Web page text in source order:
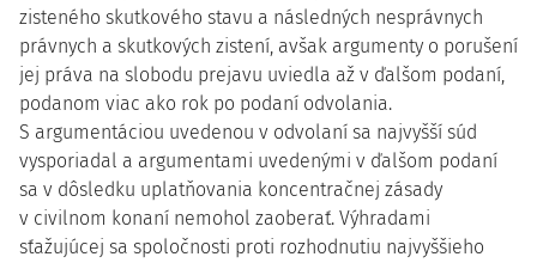
zisteného skutkového stavu a následných nesprávnych
právnych a skutkových zistení, avšak argumenty o porušení
jej práva na slobodu prejavu uviedla až v ďalšom podaní,
podanom viac ako rok po podaní odvolania.
S argumentáciou uvedenou v odvolaní sa najvyšší súd
vysporiadal a argumentami uvedenými v ďalšom podaní
sa v dôsledku uplatňovania koncentračnej zásady
v civilnom konaní nemohol zaoberať. Výhradami
sťažujúcej sa spoločnosti proti rozhodnutiu najvyššieho